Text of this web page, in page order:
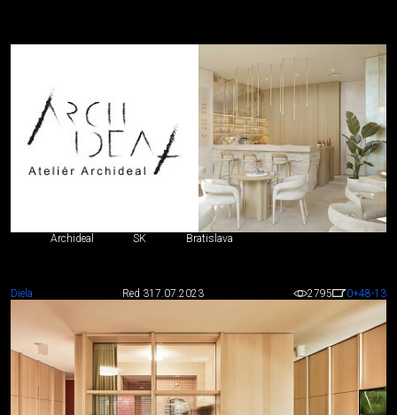
Archideal SK Bratislava
Diela Red 317.07.2023 2795 0+48-13